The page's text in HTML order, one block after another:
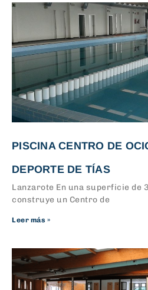
PISCINA CENTRO DE
DEPORTE DE TÍAS
Lanzarote En una superficie de
construye un Centro de
Leer más »